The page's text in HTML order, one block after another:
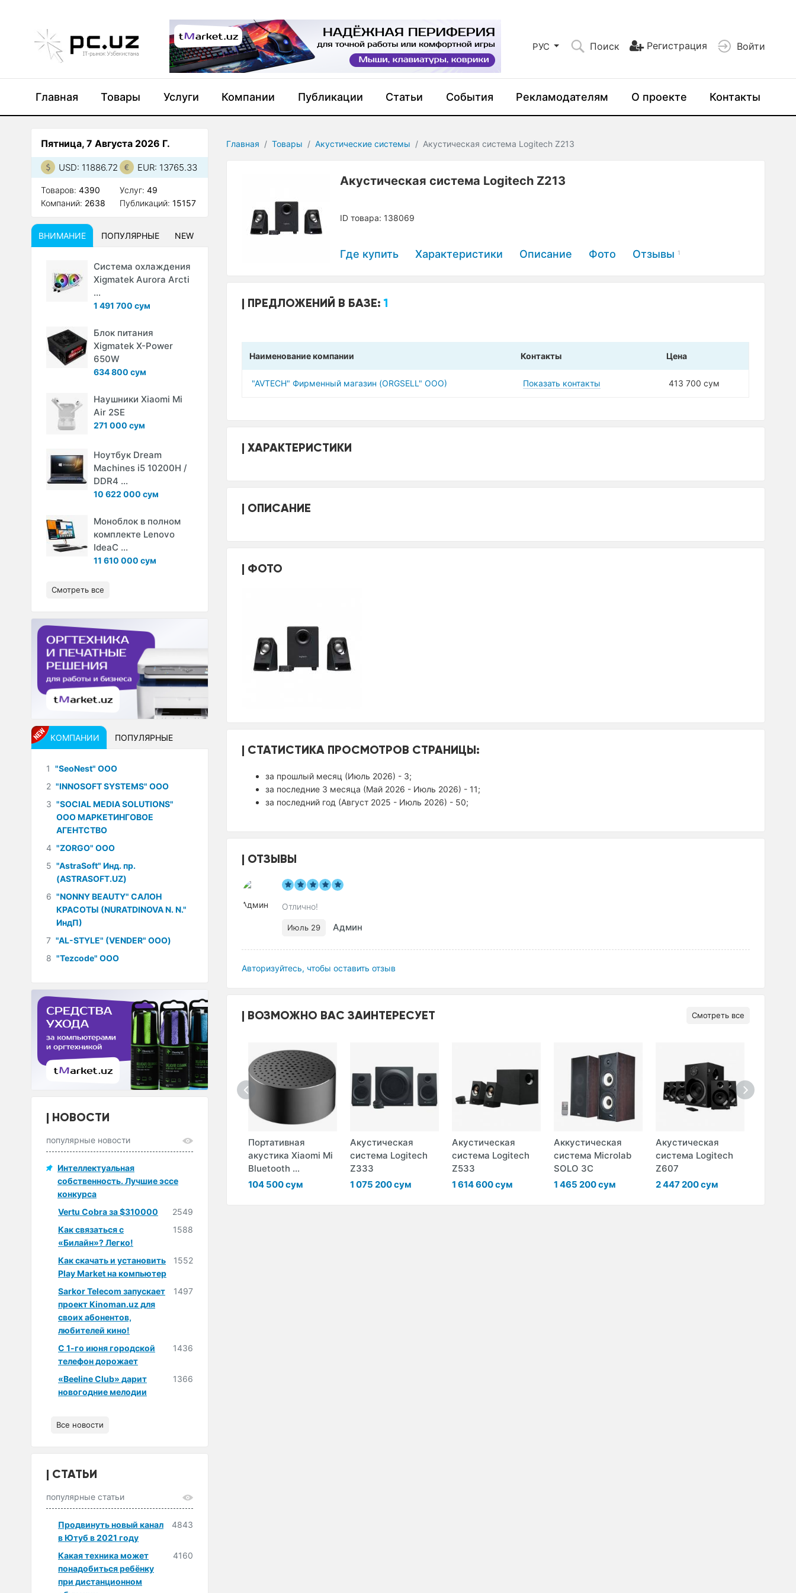
РУС Поиск Регистрация Войти
Главная Товары Услуги Компании Публикации Статьи События Рекламодателям О проекте Контакты
Главная Товары Акустические системы Акустическая система Logitech Z213
Акустическая система Logitech Z213
ID товара: 138069
Где купить Характеристики Описание Фото Отзывы1
ПРЕДЛОЖЕНИЙ В БАЗЕ:1
Наименование компании Контакты Цена
"AVTECH" Фирменный магазин (ORGSELL" ООО) Показать контакты 413 700 сум
ХАРАКТЕРИСТИКИ
ОПИСАНИЕ
ФОТО
СТАТИСТИКА ПРОСМОТРОВ СТРАНИЦЫ:
за прошлый месяц (Июль 2026) - 3;
за последние 3 месяца (Май 2026 - Июль 2026) - 11;
за последний год (Август 2025 - Июль 2026) - 50;
ОТЗЫВЫ
Отлично!
Июль 29 Админ
Авторизуйтесь, чтобы оставить отзыв
ВОЗМОЖНО ВАС ЗАИНТЕРЕСУЕТ Смотреть все
Акустическая
система Trust GXT
628 Tytan ...
1 063 000 сум
Акустическая
система Marshall
3 353 000 сум
Портативная
акустика Xiaomi Mi
Bluetooth ...
104 500 сум
Акустическая
система Logitech
Z333
1 075 200 сум
Акустическая
система Logitech
Z533
1 614 600 сум
Аккустическая
система Microlab
SOLO 3C
1 465 200 сум
Акустическая
система Logitech
Z607
2 447 200 сум
Пятница, 7 Августа 2026 Г.
USD: 11886.72 EUR: 13765.33
Товаров: 4390
Компаний: 2638
Услуг:49
Публикаций:15157
ВНИМАНИЕ ПОПУЛЯРНЫЕ NEW
Система охлаждения
Xigmatek Aurora Arcti
...
1 491 700 сум
Блок питания
Xigmatek X-Power
650W
634 800 сум
Наушники Xiaomi Mi
Air 2SE
271 000 сум
Ноутбук Dream
Machines i5 10200H /
DDR4 ...
10 622 000 сум
Моноблок в полном
комплекте Lenovo
IdeaC ...
11 610 000 сум
Смотреть все
КОМПАНИИ ПОПУЛЯРНЫЕ
1 "SeoNest" ООО
2 "INNOSOFT SYSTEMS" ООО
3 "SOCIAL MEDIA SOLUTIONS"
ООО МАРКЕТИНГОВОЕ
АГЕНТСТВО
4 "ZORGO" ООО
5 "AstraSoft" Инд. пр.
(ASTRASOFT.UZ)
6 "NONNY BEAUTY" САЛОН
КРАСОТЫ (NURATDINOVA N. N."
ИндП)
7 "AL-STYLE" (VENDER" ООО)
8 "Tezcode" ООО
НОВОСТИ
популярные новости
Интеллектуальная
собственность. Лучшие эссе
конкурса
Vertu Cobra за $310000
2549
Как связаться с
«Билайн»? Легко!
1588
Как скачать и установить
Play Market на компьютер
1552
Sarkor Telecom запускает
проект Kinoman.uz для
своих абонентов,
любителей кино!
1497
С 1-го июня городской
телефон дорожает
1436
«Beeline Club» дарит
новогодние мелодии
1366
Все новости
СТАТЬИ
популярные статьи
Продвинуть новый канал
в Ютуб в 2021 году
4843
Какая техника может
понадобиться ребёнку
при дистанционном
4160